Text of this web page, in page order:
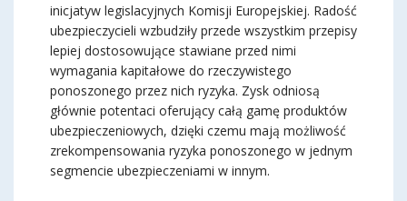
inicjatyw legislacyjnych Komisji Europejskiej. Radość
ubezpieczycieli wzbudziły przede wszystkim przepisy
lepiej dostosowujące stawiane przed nimi
wymagania kapitałowe do rzeczywistego
ponoszonego przez nich ryzyka. Zysk odniosą
głównie potentaci oferujący całą gamę produktów
ubezpieczeniowych, dzięki czemu mają możliwość
zrekompensowania ryzyka ponoszonego w jednym
segmencie ubezpieczeniami w innym.